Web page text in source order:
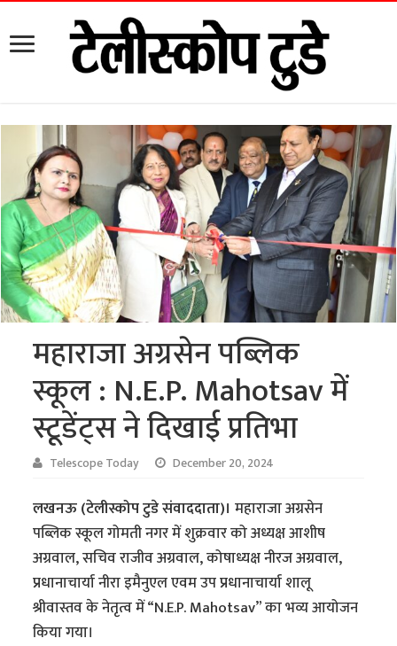
महाराजा अग्रसेन पब्लिक
स्कूल : N.E.P. Mahotsav में
स्टूडेंट्स ने दिखाई प्रतिभा
Telescope Today December 20, 2024
लखनऊ (टेलीस्कोप टुडे संवाददाता)।महाराजा अग्रसेन
पब्लिक स्कूल गोमती नगर में शुक्रवार को अध्यक्ष आशीष
अग्रवाल, सचिव राजीव अग्रवाल, कोषाध्यक्ष नीरज अग्रवाल,
प्रधानाचार्या नीरा इमैनुएल एवम उप प्रधानाचार्या शालू
श्रीवास्तव के नेतृत्व में “N.E.P. Mahotsav” का भव्य आयोजन
किया गया।